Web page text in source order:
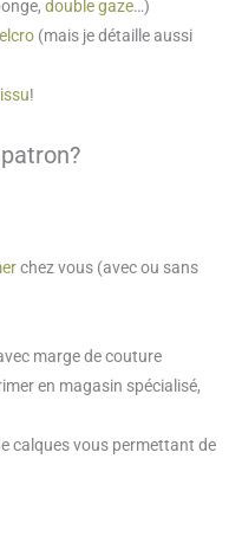
double gaze…)
(mais je détaille aussi
!
chez vous (avec ou sans
marge de couture
en magasin spécialisé,
calques vous permettant de